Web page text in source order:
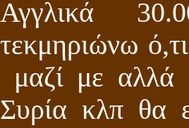
Αγγλικά
τεκμηριώνω
μαζί με αλλά
Συρία κλπ θα